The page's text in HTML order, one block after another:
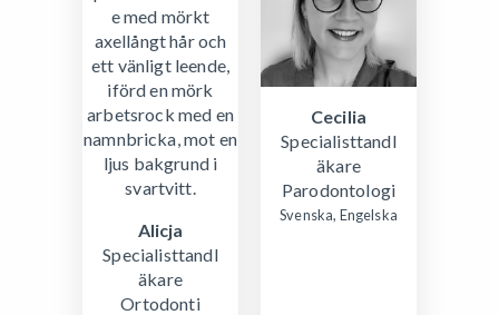
Alicja
Specialisttandl
äkare
Ortodonti
Cecilia
Specialisttandl
äkare
Parodontologi
Svenska, Engelska